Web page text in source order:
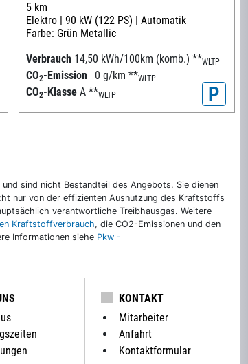
5 km
Elektro | 90 kW (122 PS) | Automatik
Farbe: Grün Metallic
Verbrauch 14,50 kWh/100km (komb.) **WLTP
CO2-Emission 0 g/km **WLTP
CO2-Klasse A **WLTP P
sind nicht Bestandteil des Angebots. Sie dienen
nur von der effizienten Ausnutzung des Kraftstoffs
verantwortliche Treibhausgas. Weitere
Kraftstoffverbrauch, die CO2-Emissionen und den
Informationen siehe Pkw -
KONTAKT
Mitarbeiter
Anfahrt
Kontaktformular